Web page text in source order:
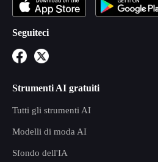
Seguiteci
Strumenti AI gratuiti
Tutti gli strumenti AI
Modelli di moda AI
Sfondo dell'IA